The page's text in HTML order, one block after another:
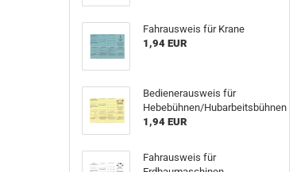
Fahrausweis für Krane
1,94 EUR
Bedienerausweis für
Hebebühnen/Hubarbeitsbühnen
1,94 EUR
Fahrausweis für